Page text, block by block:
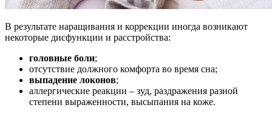
В результате наращивания и коррекции иногда возникают
некоторые дисфункции и расстройства:
головные боли;
отсутствие должного комфорта во время сна;
выпадение локонов;
аллергические реакции – зуд, раздражения разной
степени выраженности, высыпания на коже.